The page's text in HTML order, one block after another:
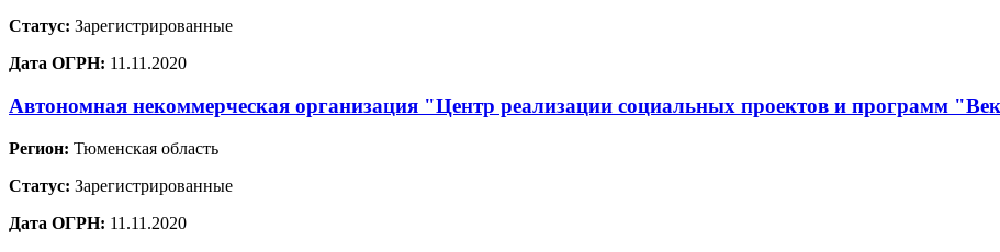
Статус: Зарегистрированные
Дата ОГРН: 11.11.2020
Автономная некоммерческая организация "Центр реализации социальных проектов и программ
Регион: Тюменская область
Статус: Зарегистрированные
Дата ОГРН: 11.11.2020